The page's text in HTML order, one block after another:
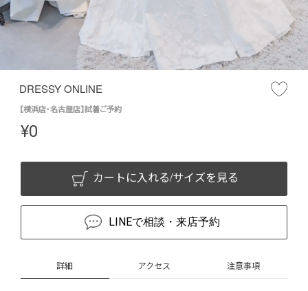
DRESSY ONLINE
【横浜店・名古屋店】試着ご予約
¥0
カートに入れる/サイズを見る
LINEで相談・来店予約
詳細 アクセス 注意事項